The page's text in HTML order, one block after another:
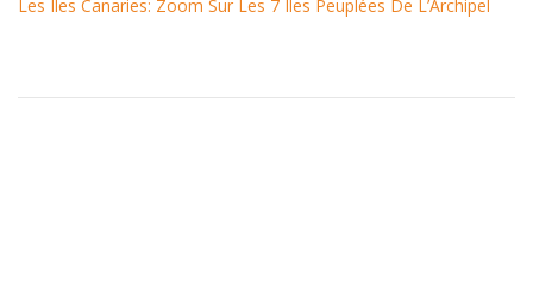
Les Îles Canaries: Zoom Sur Les 7 Îles Peuplées De L’Archipel